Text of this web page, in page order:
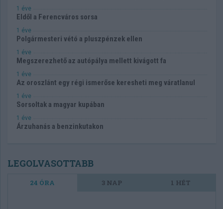
1 éve
Eldől a Ferencváros sorsa
1 éve
Polgármesteri vétó a pluszpénzek ellen
1 éve
Megszerezhető az autópálya mellett kivágott fa
1 éve
Az oroszlánt egy régi ismerőse keresheti meg váratlanul
1 éve
Sorsoltak a magyar kupában
1 éve
Árzuhanás a benzinkutakon
LEGOLVASOTTABB
24 ÓRA 3 NAP 1 HÉT